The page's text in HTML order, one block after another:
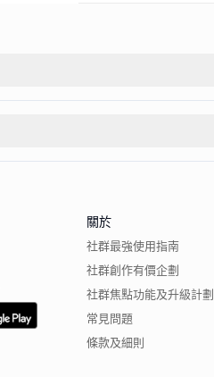
關於
社群最強使用指南
社群創作有價企劃
社群焦點功能及升級計劃
常見問題
條款及細則